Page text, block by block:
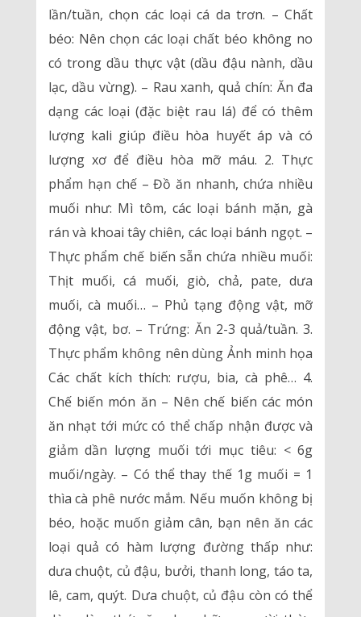
lần/tuần, chọn các loại cá da trơn. – Chất
béo: Nên chọn các loại chất béo không no
có trong dầu thực vật (dầu đậu nành, dầu
lạc, dầu vừng). – Rau xanh, quả chín: Ăn đa
dạng các loại (đặc biệt rau lá) để có thêm
lượng kali giúp điều hòa huyết áp và có
lượng xơ để điều hòa mỡ máu. 2. Thực
phẩm hạn chế – Đồ ăn nhanh, chứa nhiều
muối như: Mì tôm, các loại bánh mặn, gà
rán và khoai tây chiên, các loại bánh ngọt. –
Thực phẩm chế biến sẵn chứa nhiều muối:
Thịt muối, cá muối, giò, chả, pate, dưa
muối, cà muối… – Phủ tạng động vật, mỡ
động vật, bơ. – Trứng: Ăn 2-3 quả/tuần. 3.
Thực phẩm không nên dùng Ảnh minh họa
Các chất kích thích: rượu, bia, cà phê… 4.
Chế biến món ăn – Nên chế biến các món
ăn nhạt tới mức có thể chấp nhận được và
giảm dần lượng muối tới mục tiêu: < 6g
muối/ngày. – Có thể thay thế 1g muối = 1
thìa cà phê nước mắm. Nếu muốn không bị
béo, hoặc muốn giảm cân, bạn nên ăn các
loại quả có hàm lượng đường thấp như:
dưa chuột, củ đậu, bưởi, thanh long, táo ta,
lê, cam, quýt. Dưa chuột, củ đậu còn có thể